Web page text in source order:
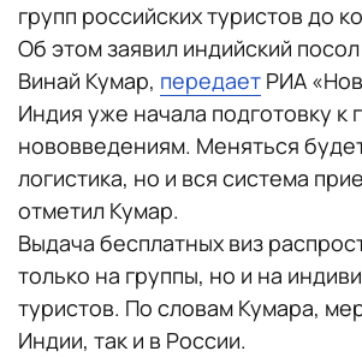
групп российских туристов до
Об этом заявил индийский
Винай Кумар, передает РИА
Индия уже начала подготовку к
нововведениям. Меняться
логистика, но и вся система
отметил Кумар.
Выдача бесплатных виз
только на группы, но и на
туристов. По словам Кумара,
Индии, так и в России.